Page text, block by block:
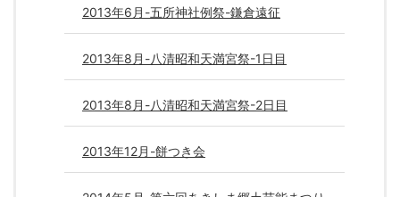
2013年6月-五所神社例祭-鎌倉遠征
2013年8月-八清昭和天満宮祭-1日目
2013年8月-八清昭和天満宮祭-2日目
2013年12月-餅つき会